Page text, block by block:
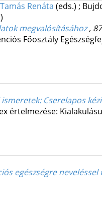
Renáta (eds.) ;
megvalósításához,
Főosztály
ismeretek: Cserelapos
értelmezése:
egészségre